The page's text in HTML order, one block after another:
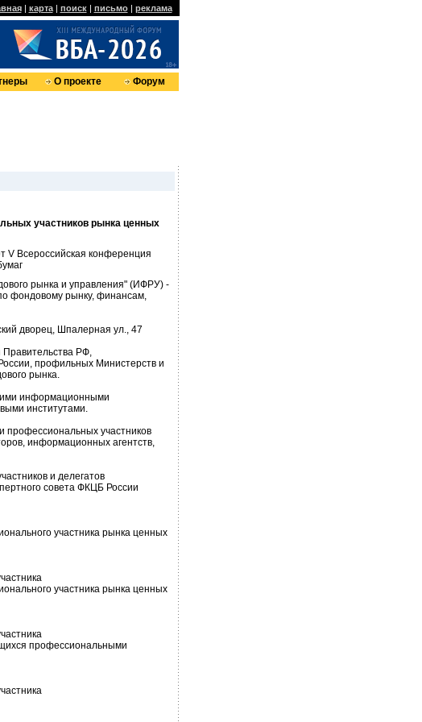
| карта| поиск| письмо| реклама
О проекте Форум
участников рынка ценных
V Всероссийская конференция
рынка и управления" (ИФРУ) -
фондовому рынку, финансам,
дворец, Шпалерная ул., 47
Правительства РФ,
профильных Министерств и
рынка.
информационными
институтами.
участников
информационных агентств,
и делегатов
совета ФКЦБ России
участника рынка ценных
участника рынка ценных
профессиональными